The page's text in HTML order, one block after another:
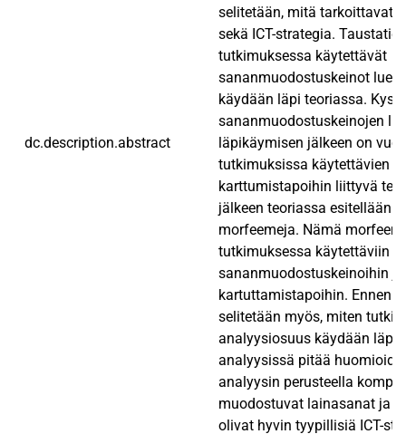
dc.description.abstract
selitetään, mitä tarkoittavat
sekä ICT-strategia.
tutkimuksessa käytettävät
sananmuodostuskeinot
käydään läpi teoriassa.
sananmuodostuskeinojen
läpikäymisen jälkeen on
tutkimuksissa käytettävien
karttumistapoihin liittyvä
jälkeen teoriassa esitellään
morfeemeja. Nämä
tutkimuksessa käytettäviin
sananmuodostuskeinoihin
kartuttamistapoihin. Ennen
selitetään myös, miten
analyysiosuus käydään läpi,
analyysissä pitää
analyysin perusteella
muodostuvat lainasanat ja
olivat hyvin tyypillisiä ICT-